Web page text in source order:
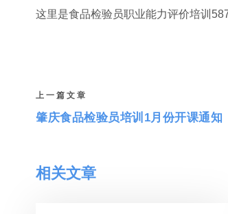
这里是食品检验员职业能力评价培训
上一篇文章
肇庆食品检验员培训1月份开课通知
相关文章